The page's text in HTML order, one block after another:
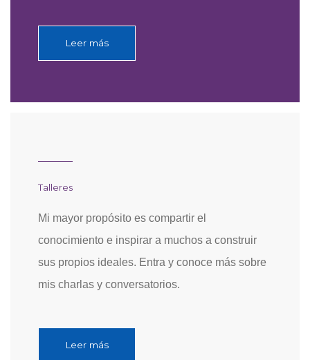
Leer más
Talleres
Mi mayor propósito es compartir el
conocimiento e inspirar a muchos a construir
sus propios ideales. Entra y conoce más sobre
mis charlas y conversatorios.
Leer más